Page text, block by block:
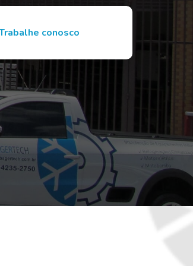
conosco